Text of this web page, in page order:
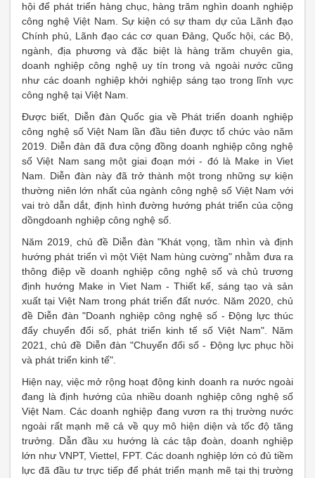
hội để phát triển hàng chục, hàng trăm nghìn doanh nghiệp
công nghệ Việt Nam. Sự kiện có sự tham dự của Lãnh đạo
Chính phủ, Lãnh đạo các cơ quan Đảng, Quốc hội, các Bộ,
ngành, địa phương và đặc biệt là hàng trăm chuyên gia,
doanh nghiệp công nghệ uy tín trong và ngoài nước cũng
như các doanh nghiệp khởi nghiệp sáng tạo trong lĩnh vực
công nghệ tại Việt Nam.
Được biết, Diễn đàn Quốc gia về Phát triển doanh nghiệp
công nghệ số Việt Nam lần đầu tiên được tổ chức vào năm
2019. Diễn đàn đã đưa cộng đồng doanh nghiệp công nghệ
số Việt Nam sang một giai đoạn mới - đó là Make in Viet
Nam. Diễn đàn này đã trở thành một trong những sự kiện
thường niên lớn nhất của ngành công nghệ số Việt Nam với
vai trò dẫn dắt, định hình đường hướng phát triển của cộng
dồngdoanh nghiệp công nghệ số.
Năm 2019, chủ đề Diễn đàn "Khát vọng, tầm nhìn và định
hướng phát triển vì một Việt Nam hùng cường" nhằm đưa ra
thông điệp về doanh nghiệp công nghệ số và chủ trương
định hướng Make in Viet Nam - Thiết kế, sáng tạo và sản
xuất tại Việt Nam trong phát triển đất nước. Năm 2020, chủ
đề Diễn đàn "Doanh nghiệp công nghệ số - Động lực thúc
đẩy chuyển đổi số, phát triển kinh tế số Việt Nam". Năm
2021, chủ đề Diễn đàn "Chuyển đổi số - Động lực phục hồi
và phát triển kinh tế".
Hiện nay, việc mở rộng hoạt động kinh doanh ra nước ngoài
đang là định hướng của nhiều doanh nghiệp công nghệ số
Việt Nam. Các doanh nghiệp đang vươn ra thị trường nước
ngoài rất mạnh mẽ cả về quy mô hiện diện và tốc độ tăng
trưởng. Dẫn đầu xu hướng là các tập đoàn, doanh nghiệp
lớn như VNPT, Viettel, FPT. Các doanh nghiệp lớn có đủ tiềm
lực đã đầu tư trực tiếp để phát triển mạnh mẽ tại thị trường